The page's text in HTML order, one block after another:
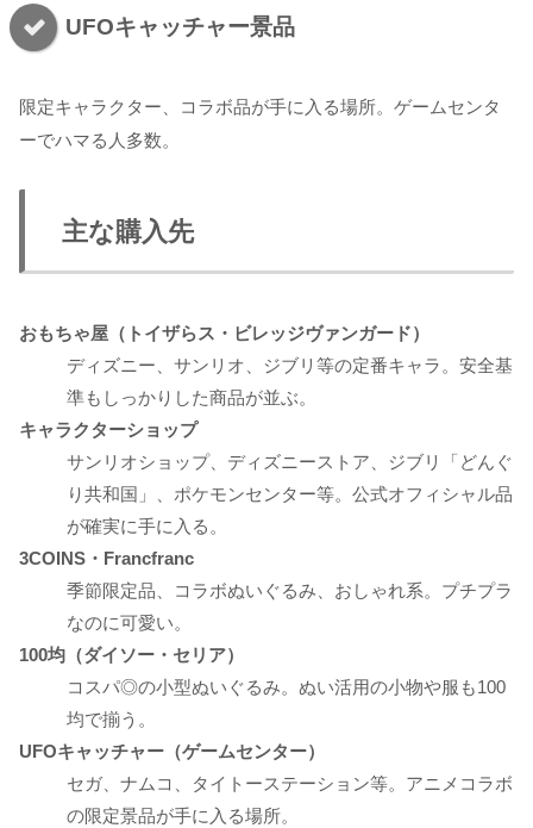
UFOキャッチャー景品
限定キャラクター、コラボ品が手に入る場所。ゲームセンタ
ーでハマる人多数。
主な購入先
おもちゃ屋（トイザらス・ビレッジヴァンガード）
ディズニー、サンリオ、ジブリ等の定番キャラ。安全基
準もしっかりした商品が並ぶ。
キャラクターショップ
サンリオショップ、ディズニーストア、ジブリ「どんぐ
り共和国」、ポケモンセンター等。公式オフィシャル品
が確実に手に入る。
3COINS・Francfranc
季節限定品、コラボぬいぐるみ、おしゃれ系。プチプラ
なのに可愛い。
100均（ダイソー・セリア）
コスパ◎の小型ぬいぐるみ。ぬい活用の小物や服も100
均で揃う。
UFOキャッチャー（ゲームセンター）
セガ、ナムコ、タイトーステーション等。アニメコラボ
の限定景品が手に入る場所。